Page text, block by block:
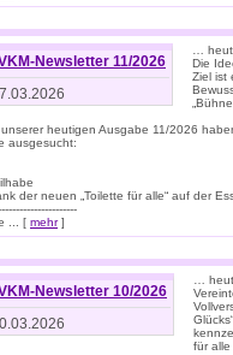
Newsletter 11/2026
…
Die
Ziel ist
unserer heutigen Ausgabe 11/2026
ausgesucht:
der neuen „Toilette für alle“ auf der
... [ mehr]
Newsletter 10/2026
…
für